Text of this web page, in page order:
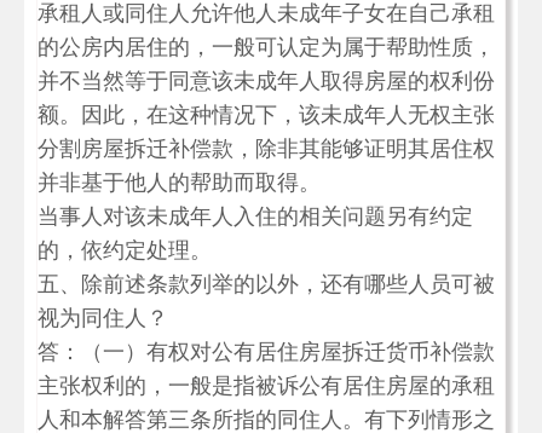
承租人或同住人允许他人未成年子女在自己承租
的公房内居住的，一般可认定为属于帮助性质，
并不当然等于同意该未成年人取得房屋的权利份
额。因此，在这种情况下，该未成年人无权主张
分割房屋拆迁补偿款，除非其能够证明其居住权
并非基于他人的帮助而取得。
当事人对该未成年人入住的相关问题另有约定
的，依约定处理。
五、除前述条款列举的以外，还有哪些人员可被
视为同住人？
答：（一）有权对公有居住房屋拆迁货币补偿款
主张权利的，一般是指被诉公有居住房屋的承租
人和本解答第三条所指的同住人。有下列情形之